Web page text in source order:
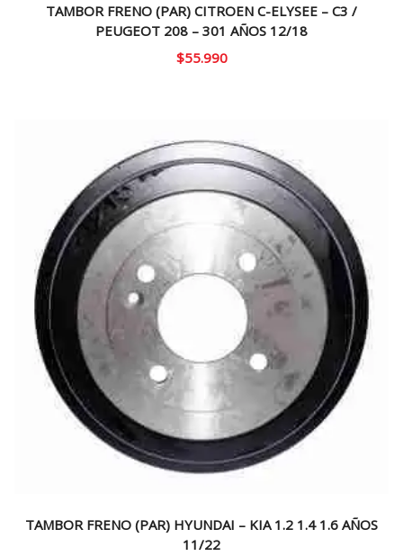
TAMBOR FRENO (PAR) CITROEN C-ELYSEE – C3 /
PEUGEOT 208 – 301 AÑOS 12/18
$55.990
TAMBOR FRENO (PAR) HYUNDAI – KIA 1.2 1.4 1.6 AÑOS
11/22